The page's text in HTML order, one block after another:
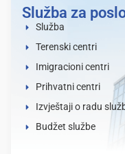
Služba za
Služba
Terenski centri
Imigracioni centri
Prihvatni centri
Izvještaji o radu
Budžet službe